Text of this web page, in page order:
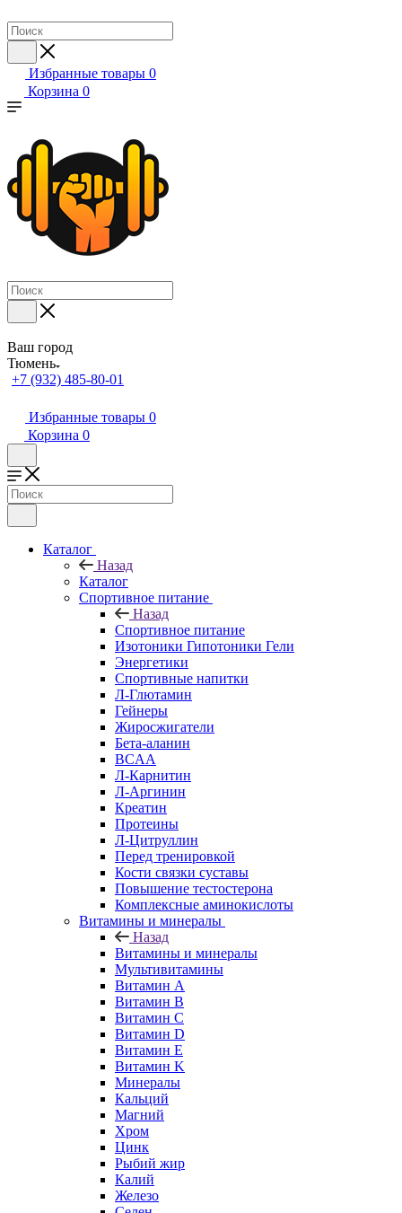
Избранные товары 0
Корзина 0
Ваш город
Тюмень
+7 (932) 485-80-01
Избранные товары 0
Корзина 0
Каталог
Назад
Каталог
Спортивное питание
Назад
Спортивное питание
Изотоники Гипотоники Гели
Энергетики
Спортивные напитки
Л-Глютамин
Гейнеры
Жиросжигатели
Бета-аланин
BCAA
Л-Карнитин
Л-Аргинин
Креатин
Протеины
Л-Цитруллин
Перед тренировкой
Кости связки суставы
Повышение тестостерона
Комплексные аминокислоты
Витамины и минералы
Назад
Витамины и минералы
Мультивитамины
Витамин A
Витамин B
Витамин C
Витамин D
Витамин E
Витамин K
Минералы
Кальций
Магний
Хром
Цинк
Рыбий жир
Калий
Железо